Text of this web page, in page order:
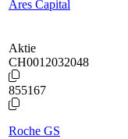
Ares Capital
Aktie
CH0012032048
855167
Roche GS